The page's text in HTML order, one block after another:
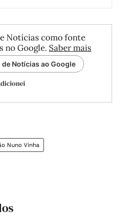
Notícias como fonte
no Google. Saber mais
Notícias ao Google
Nuno Vinha